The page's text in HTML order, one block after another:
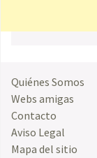
Quiénes Somos
Webs amigas
Contacto
Aviso Legal
Mapa del sitio